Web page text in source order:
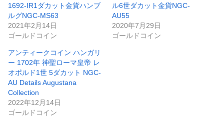
1692-IR1ダカット金貨ハンブ
ルグNGC-MS63
2021年2月14日
ゴールドコイン
ル6世ダカット金貨NGC-
AU55
2020年7月29日
ゴールドコイン
アンティークコイン ハンガリ
ー 1702年 神聖ローマ皇帝 レ
オポルド1世 5ダカット NGC-
AU Details Augustana
Collection
2022年12月14日
ゴールドコイン